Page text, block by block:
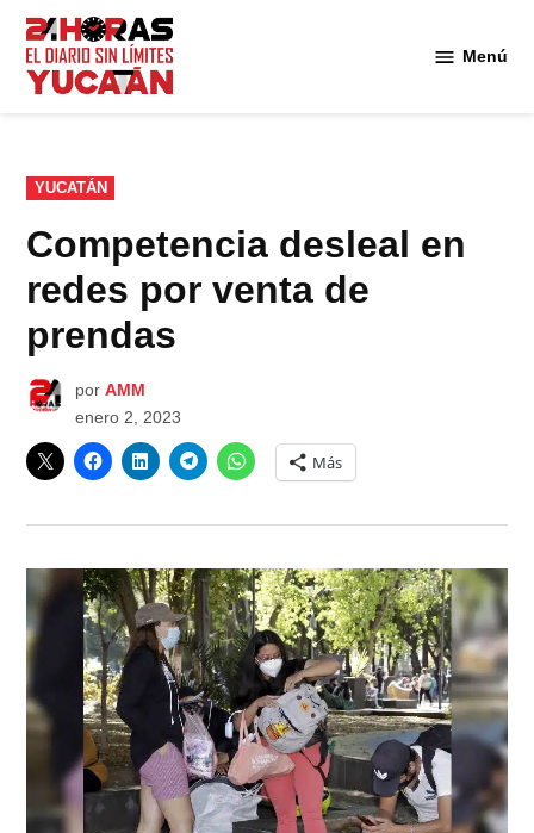
Saltar
contenido
Menú
PUBLICADO
EN
YUCATÁN
Competencia desleal en
redes por venta de
prendas
por AMM
enero 2, 2023
Más